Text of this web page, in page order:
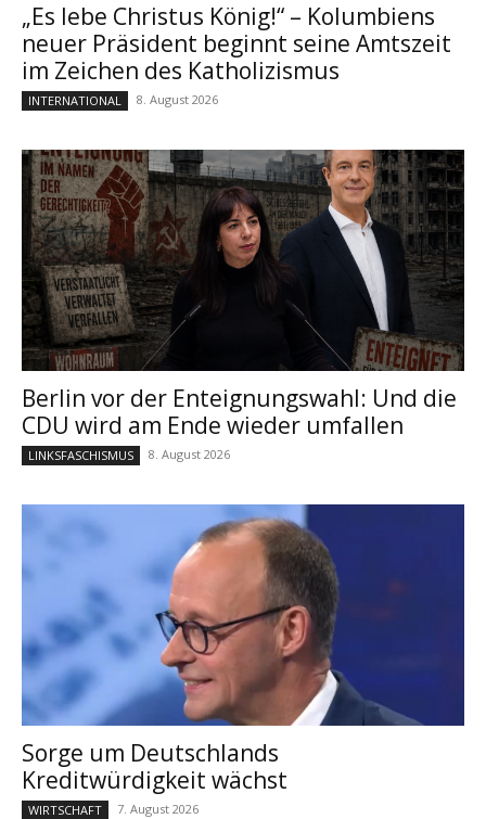
„Es lebe Christus König!“ – Kolumbiens
neuer Präsident beginnt seine Amtszeit
im Zeichen des Katholizismus
INTERNATIONAL 8. August 2026
Berlin vor der Enteignungswahl: Und die
CDU wird am Ende wieder umfallen
LINKSFASCHISMUS 8. August 2026
Sorge um Deutschlands
Kreditwürdigkeit wächst
WIRTSCHAFT 7. August 2026